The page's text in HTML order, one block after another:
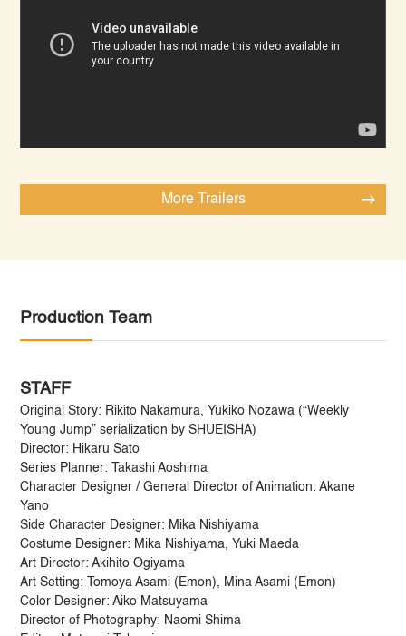
More Trailers
Production Team
STAFF
Original Story: Rikito Nakamura, Yukiko Nozawa (“Weekly
Young Jump” serialization by SHUEISHA)
Director: Hikaru Sato
Series Planner: Takashi Aoshima
Character Designer / General Director of Animation: Akane
Yano
Side Character Designer: Mika Nishiyama
Costume Designer: Mika Nishiyama, Yuki Maeda
Art Director: Akihito Ogiyama
Art Setting: Tomoya Asami (Emon), Mina Asami (Emon)
Color Designer: Aiko Matsuyama
Director of Photography: Naomi Shima